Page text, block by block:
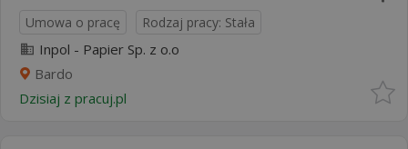
Umowa o pracę Rodzaj pracy: Stała
Inpol - Papier Sp. z o.o
Bardo
Dzisiaj z pracuj.pl